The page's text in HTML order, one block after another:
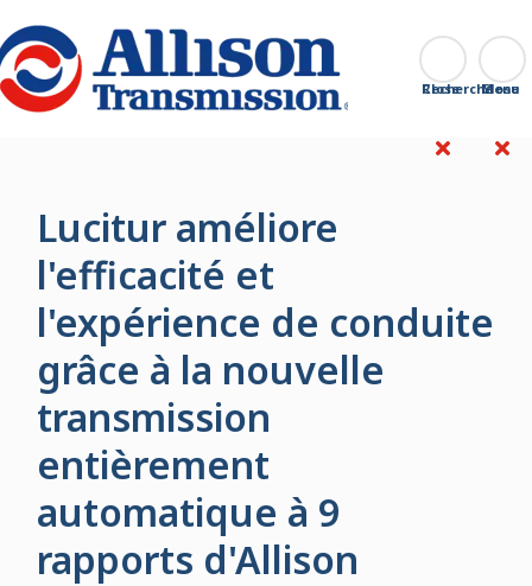
Go Home Recherche
Close
Lucitur améliore
l'efficacité et
l'expérience de conduite
grâce à la nouvelle
transmission
entièrement
automatique à 9
rapports d'Allison